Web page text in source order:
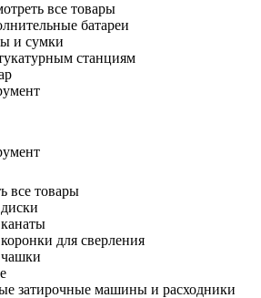
все товары
батареи
и сумки
станциям
все товары
для сверления
затирочные машины и расходники